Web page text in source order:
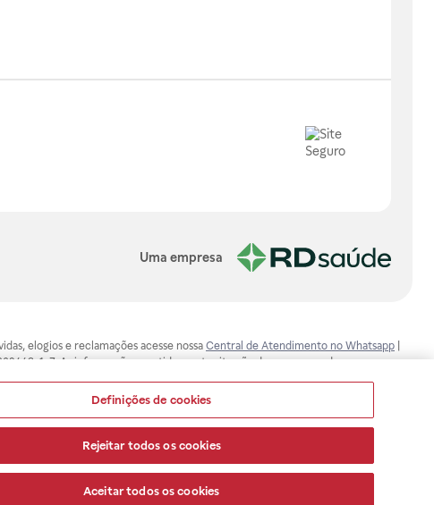
Uma empresa
elogios e reclamações acesse nossa Central de Atendimento no Whatsapp
1-7. As informações contidas neste site não devem ser usadas para
qualquer problema de saúde e prescrever o tratamento adequado. Ao
Maiores esclarecimentos, consultar o site: www.anvisa.gov.br. A Raia Drogasil
dos clientes são compromissos da Raia Drogasil SA. Todos os pedidos
Definições de cookies
Rejeitar todos os cookies
Aceitar todos os cookies